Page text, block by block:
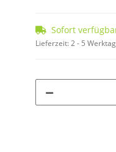
Sofort
Lieferzeit:2 - 5